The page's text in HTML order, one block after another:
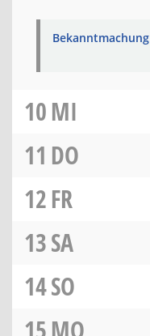
Bekanntmachung
10MI
11 DO
12FR
13SA
14SO